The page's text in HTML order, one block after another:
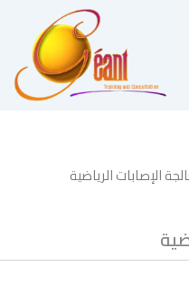
الإصابات الرياضية